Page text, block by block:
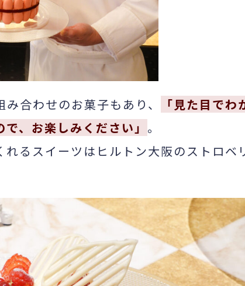
合わせのお菓子もあり、
「見た目でわ
、お楽しみください」 。
るスイーツはヒルトン大阪のストロベ